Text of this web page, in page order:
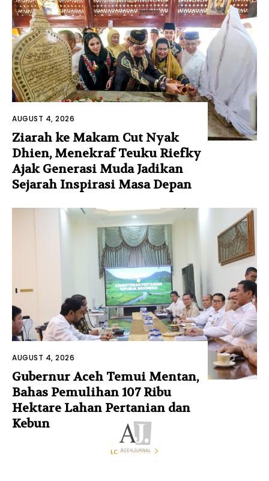
AUGUST 4, 2026
Ziarah ke Makam Cut Nyak
Dhien, Menekraf Teuku Riefky
Ajak Generasi Muda Jadikan
Sejarah Inspirasi Masa Depan
AUGUST 4, 2026
Gubernur Aceh Temui Mentan,
Bahas Pemulihan 107 Ribu
Hektare Lahan Pertanian dan
Kebun
LOAD MORE